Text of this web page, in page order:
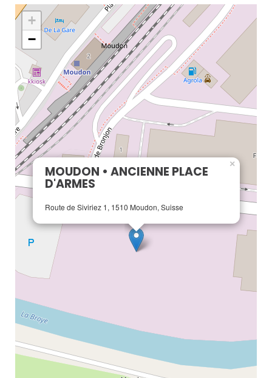
MOUDON • ANCIENNE PLACE
D'ARMES
Route de Siviriez 1, 1510 Moudon, Suisse
×
+
−